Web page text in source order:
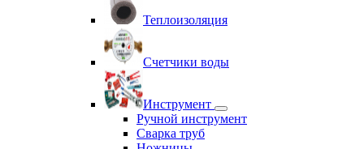
Теплоизоляция
Счетчики воды
Инструмент
Ручной инструмент
Сварка труб